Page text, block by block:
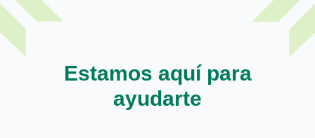
Estamos aquí para
ayudarte